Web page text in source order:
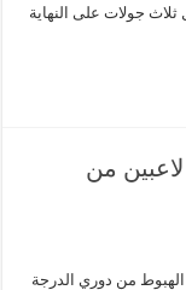
جولات على النهاية
لاعبين من
من دوري الدرجة